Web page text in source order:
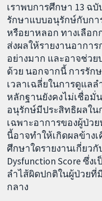
เราพบการศึกษา 13 ฉบั
รักษาแบบอนุรักษ์กับกา
หรือยาหลอก ทางเลือ
ส่งผลให้รายงานอากา
อย่างมาก และอาจช่วย
ด้วย นอกจากนี้ การรัก
เวลาเฉลี่ยในการดูแล
หลักฐานยังคงไม่เชื่อมั่
อนุรักษ์มีประสิทธิผลใน
เฉพาะอาการของผู้ป่ว
นี้อาจทำให้เกิดผลข้าง
ศึกษาใดรายงานเกี่ยวกั
Dysfunction Score ซึ่ง
ลำไส้ผิดปกติในผู้ป่วยที่
กลาง